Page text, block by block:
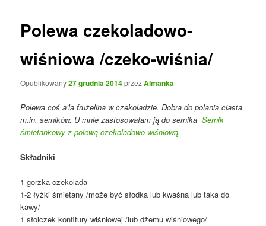
Polewa czekoladowo-
wiśniowa /czeko-wiśnia/
Opublikowany27 grudnia 2014przezAlmanka
Polewa coś a’la frużelina w czekoladzie. Dobra do polania ciasta
m.in. serników. U mnie zastosowałam ją do sernikaSernik
śmietankowy z polewą czekoladowo-wiśniową.
Składniki
1 gorzka czekolada
1-2 łyżki śmietany /może być słodka lub kwaśna lub taka do
kawy/
1 słoiczek konfitury wiśniowej /lub dżemu wiśniowego/